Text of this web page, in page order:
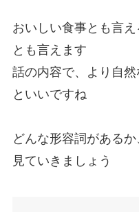
おいしい食事とも言
とも言えます
話の内容で、より自
といいですね
どんな形容詞がある
見ていきましょう